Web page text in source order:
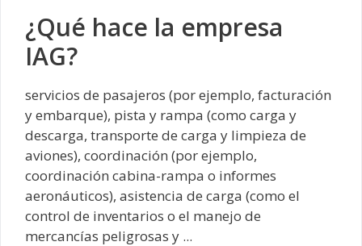
¿Qué hace la empresa
IAG?
servicios de pasajeros (por ejemplo, facturación
y embarque), pista y rampa (como carga y
descarga, transporte de carga y limpieza de
aviones), coordinación (por ejemplo,
coordinación cabina-rampa o informes
aeronáuticos), asistencia de carga (como el
control de inventarios o el manejo de
mercancías peligrosas y ...